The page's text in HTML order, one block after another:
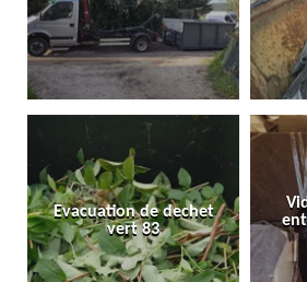
Evacuation de dechet
vert 83